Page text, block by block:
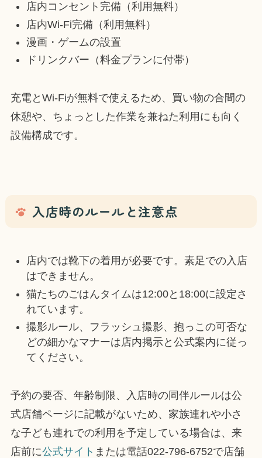
店内コンセント完備（利用無料）
店内Wi-Fi完備（利用無料）
漫画・ゲームの設置
ドリンクバー（料金プランに付帯）
充電とWi-Fiが無料で使えるため、買い物の合間の
休憩や、ちょっとした作業を兼ねた利用にも向く
設備構成です。
入店時のルールと注意点
店内では靴下の着用が必要です。素足での入店
はできません。
猫たちのごはんタイムは12:00と18:00に設定さ
れています。
撮影ルール、フラッシュ撮影、抱っこの可否な
どの細かなマナーは店内掲示と公式案内に従っ
てください。
予約の要否、年齢制限、入店時の同伴ルールは公
式店舗ページに記載がないため、家族連れや小さ
な子ども連れでの利用を予定している場合は、来
店前に公式サイト または電話022-796-6752で店舗